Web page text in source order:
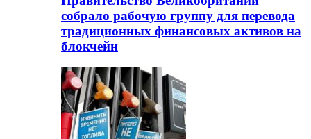
собрало рабочую группу для перевода
традиционных финансовых активов на
блокчейн